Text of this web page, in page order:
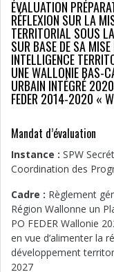
ÉVALUATION
RÉFLEXION SUR LA
TERRITORIAL SOUS
SUR BASE DE SA
INTELLIGENCE
UNE WALLONIE BAS-
URBAIN INTÉGRÉ
FEDER 2014-2020 «
Mandat d’évaluation
Instance : SPW
Coordination des
Cadre : Règlement
Région Wallonne un
PO FEDER Wallonie
en vue d’alimenter la
développement
2027